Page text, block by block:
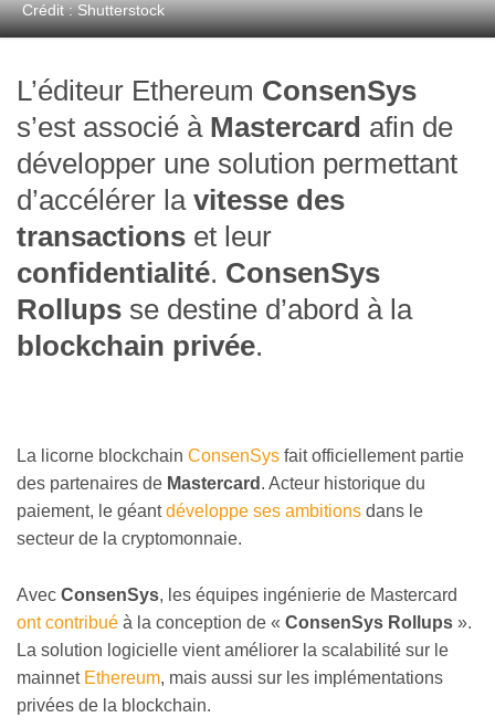
Crédit : Shutterstock
L’éditeur Ethereum ConsenSys
s’est associé à Mastercard afin de
développer une solution permettant
d’accélérer la vitesse des
transactions et leur
confidentialité. ConsenSys
Rollups se destine d’abord à la
blockchain privée.
La licorne blockchain ConsenSys fait officiellement partie
des partenaires de Mastercard . Acteur historique du
paiement, le géantdéveloppe ses ambitions dans le
secteur de la cryptomonnaie.
Avec ConsenSys, les équipes ingénierie de Mastercard
ont contribué à la conception de « ConsenSys Rollups ».
La solution logicielle vient améliorer la scalabilité sur le
mainnet Ethereum, mais aussi sur les implémentations
privées de la blockchain.